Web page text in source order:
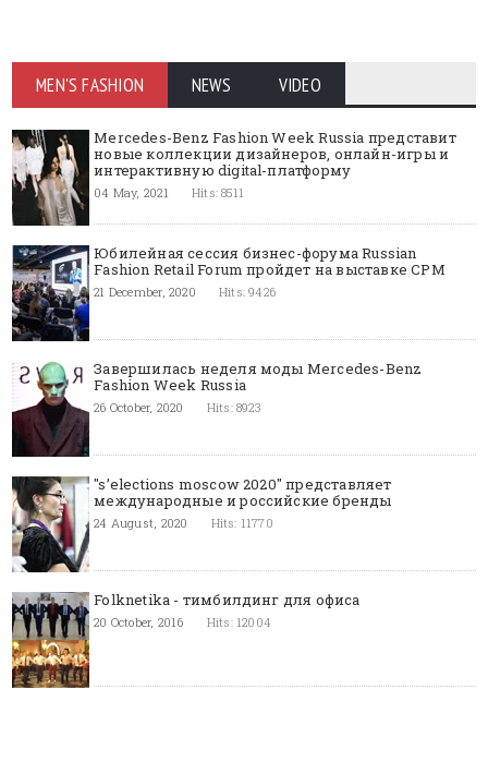
MEN'S FASHION NEWS VIDEO
Mercedes-Benz Fashion Week Russia представит
новые коллекции дизайнеров, онлайн-игры и
интерактивную digital-платформу
04 May, 2021 Hits: 8511
Юбилейная сессия бизнес-форума Russian
Fashion Retail Forum пройдет на выставке CPM
21 December, 2020 Hits: 9426
Завершилась неделя моды Mercedes-Benz
Fashion Week Russia
26 October, 2020 Hits: 8923
"s’elections moscow 2020" представляет
международные и российские бренды
24 August, 2020 Hits: 11770
Folknetika - тимбилдинг для офиса
20 October, 2016 Hits: 12004